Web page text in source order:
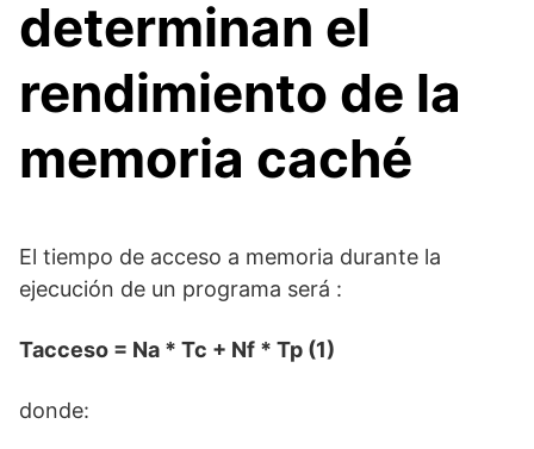
determinan el
rendimiento de la
memoria caché
El tiempo de acceso a memoria durante la
ejecución de un programa será :
Tacceso = Na * Tc + Nf * Tp (1)
donde: